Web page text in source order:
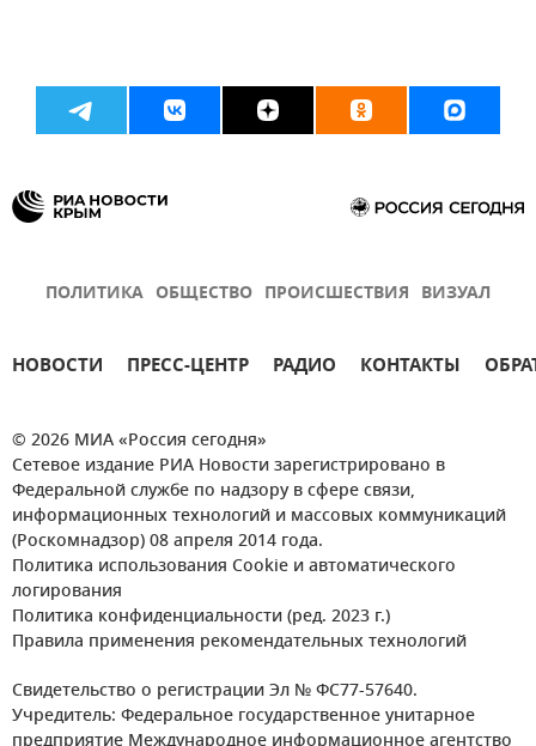
ПОЛИТИКА ОБЩЕСТВО ПРОИСШЕСТВИЯ ВИЗУАЛ
НОВОСТИ ПРЕСС-ЦЕНТР РАДИО КОНТАКТЫ
© 2026 МИА «Россия сегодня»
Сетевое издание РИА Новости зарегистрировано в
Федеральной службе по надзору в сфере связи,
информационных технологий и массовых коммуникаций
(Роскомнадзор) 08 апреля 2014 года.
Политика использования Cookie и автоматического
логирования
Политика конфиденциальности (ред. 2023 г.)
Правила применения рекомендательных технологий
Свидетельство о регистрации Эл № ФС77-57640.
Учредитель: Федеральное государственное унитарное